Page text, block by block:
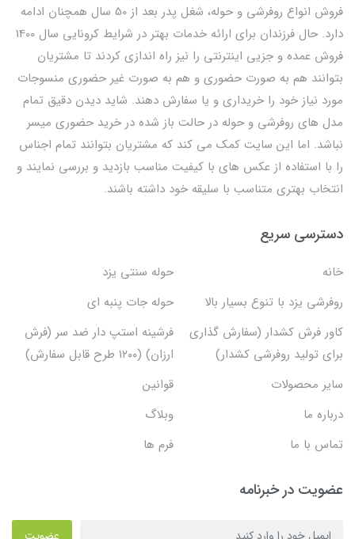
فروش انواع روفرشی و حوله، شغل پدر بعد از 50 سال همچنان ادامه
دارد. حال فرزندان برای ارائه خدمات بهتر در شرایط کرونایی سال 1400
فروش عمده و جزیی اینترنتی را نیز راه اندازی کردند تا مشتریان
بتوانند هم به صورت حضوری و هم به صورت غیر حضوری منسوجات
مورد نیاز خود را خریداری و یا سفارش دهند. شاید دیدن دقیق تمام
مدل های روفرشی و حوله در حالت باز شده در خرید حضوری میسر
نباشد. اما این سایت کمک می کند که مشتریان بتوانند تمام اجناس
را با استفاده از عکس های با کیفیت مناسب بازدید و بررسی نمایند و
انتخاب بهتری متناسب با سلیقه خود داشته باشند.
دسترسی سریع
خانه
حوله سنتی یزد
روفرشی یزد با تنوع بسیار بالا
حوله جات پنبه ای
کاور فرش کشدار (سفارش گذاری
برای تولید روفرشی کشدار)
فرشینه استپ دار ضد سر (فرش
ارزان) (۱۲۰۰ طرح قابل سفارش)
سایر محصولات
قوانین
درباره ما
وبلاگ
تماس با ما
فرم ها
عضویت در خبرنامه